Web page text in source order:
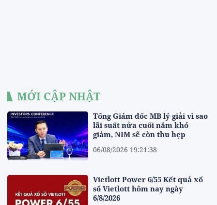
MỚI CẬP NHẬT
Tổng Giám đốc MB lý giải vì sao
lãi suất nửa cuối năm khó
giảm, NIM sẽ còn thu hẹp
06/08/2026 19:21:38
Vietlott Power 6/55 Kết quả xổ
số Vietlott hôm nay ngày
6/8/2026